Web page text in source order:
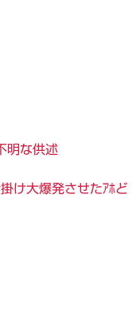
明な供述
け大爆発させたｱﾎど